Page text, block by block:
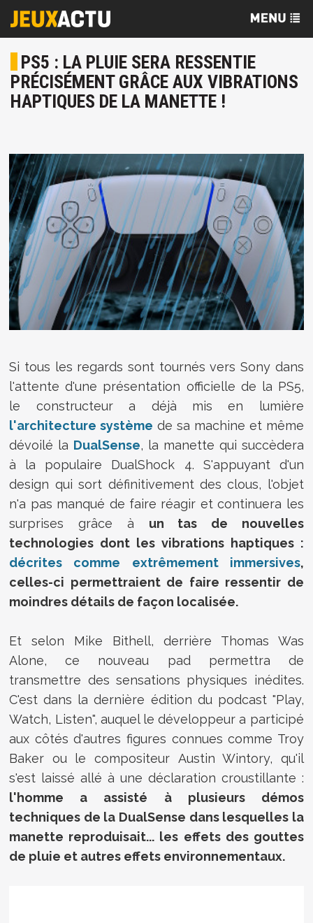
PS5 : LA PLUIE SERA RESSENTIE
PRÉCISÉMENT GRÂCE AUX VIBRATIONS
HAPTIQUES DE LA MANETTE !
Si tous les regards sont tournés vers Sony dans
l'attente d'une présentation officielle de la PS5,
le constructeur a déjà mis en lumière
l'architecture système de sa machine et même
dévoilé la DualSense, la manette qui succèdera
à la populaire DualShock 4. S'appuyant d'un
design qui sort définitivement des clous, l'objet
n'a pas manqué de faire réagir et continuera les
surprises grâce à un tas de nouvelles
technologies dont les vibrations haptiques :
décrites comme extrêmement immersives,
celles-ci permettraient de faire ressentir de
moindres détails de façon localisée.
Et selon Mike Bithell, derrière Thomas Was
Alone, ce nouveau pad permettra de
transmettre des sensations physiques inédites.
C'est dans la dernière édition du podcast "Play,
Watch, Listen", auquel le développeur a participé
aux côtés d'autres figures connues comme Troy
Baker ou le compositeur Austin Wintory, qu'il
s'est laissé allé à une déclaration croustillante :
l'homme a assisté à plusieurs démos
techniques de la DualSense dans lesquelles la
manette reproduisait... les effets des gouttes
de pluie et autres effets environnementaux.